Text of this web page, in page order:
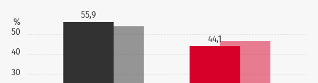
30
40
50
%
55,9
44,1